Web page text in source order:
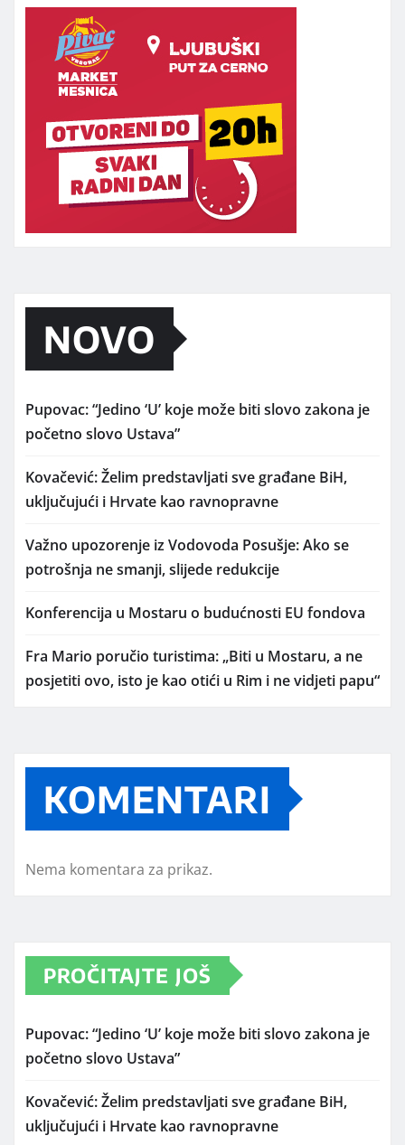
NOVO
Pupovac: “Jedino ‘U’ koje može biti slovo zakona je
početno slovo Ustava”
Kovačević: Želim predstavljati sve građane BiH,
uključujući i Hrvate kao ravnopravne
Važno upozorenje iz Vodovoda Posušje: Ako se
potrošnja ne smanji, slijede redukcije
Konferencija u Mostaru o budućnosti EU fondova
Fra Mario poručio turistima: „Biti u Mostaru, a ne
posjetiti ovo, isto je kao otići u Rim i ne vidjeti papu“
KOMENTARI
Nema komentara za prikaz.
PROČITAJTE JOŠ
Pupovac: “Jedino ‘U’ koje može biti slovo zakona je
početno slovo Ustava”
Kovačević: Želim predstavljati sve građane BiH,
uključujući i Hrvate kao ravnopravne